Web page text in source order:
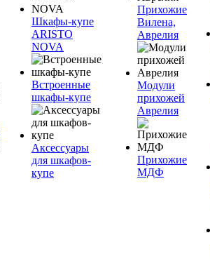
Шкафы-купе
ARISTO
NOVA
Встроенные
шкафы-купе
Аксессуары
для шкафов-
купе
Прихожие
Вилена,
Аврелия
Модули
прихожей
Аврелия
Прихожие
МДФ